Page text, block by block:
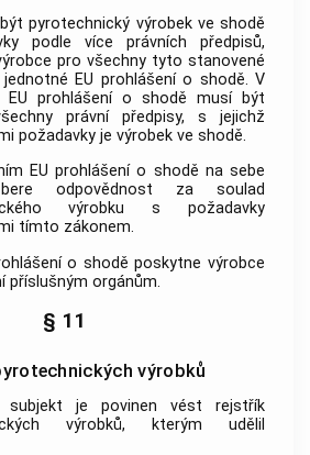
býtpyrotechnický výrobekve shodě
podle více právních předpisů,
pro všechny tyto stanovené
jednotné EU prohlášení o shodě. V
EU prohlášení o shodě musí být
právní předpisy, s jejichž
požadavky je výrobek ve shodě.
EU prohlášení o shodě na sebe
odpovědnost za soulad
výrobku s požadavky
tímto zákonem.
o shodě poskytne výrobce
příslušným orgánům.
§ 11
výrobků
subjekt je povinen vést rejstřík
výrobků, kterým udělil